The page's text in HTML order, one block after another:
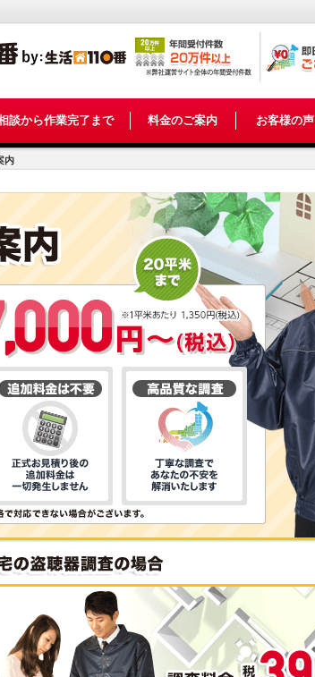
談から作業完了まで 料金のご案内 お客様の声
内